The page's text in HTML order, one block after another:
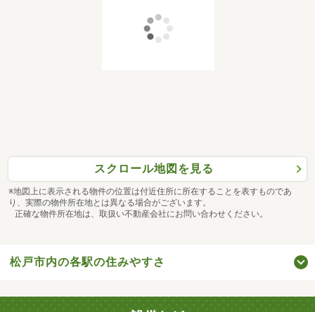
スクロール地図を見る
※地図上に表示される物件の位置は付近住所に所在することを表すものであ
り、実際の物件所在地とは異なる場合がございます。
正確な物件所在地は、取扱い不動産会社にお問い合わせください。
松戸市内の各駅の住みやすさ